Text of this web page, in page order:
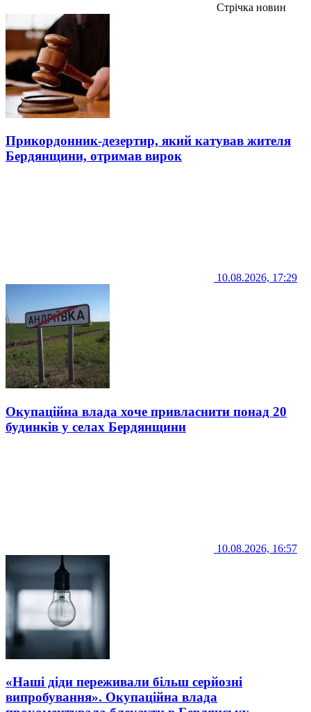
Стрічка новин
Прикордонник-дезертир, який катував жителя
Бердянщини, отримав вирок
10.08.2026, 17:29
Окупаційна влада хоче привласнити понад 20
будинків у селах Бердянщини
10.08.2026, 16:57
«Наші діди переживали більш серйозні
випробування». Окупаційна влада